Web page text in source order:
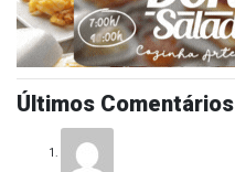
Últimos Comentários